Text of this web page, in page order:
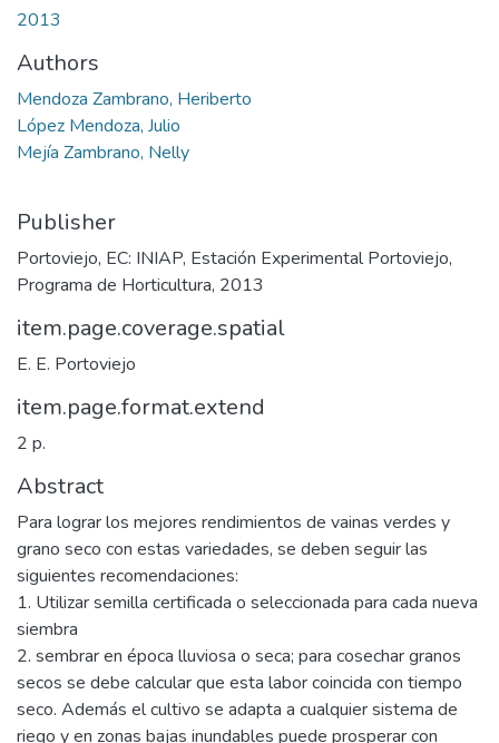
2013
Authors
Mendoza Zambrano, Heriberto
López Mendoza, Julio
Mejía Zambrano, Nelly
Publisher
Portoviejo, EC: INIAP, Estación Experimental Portoviejo,
Programa de Horticultura, 2013
item.page.coverage.spatial
E. E. Portoviejo
item.page.format.extend
2 p.
Abstract
Para lograr los mejores rendimientos de vainas verdes y
grano seco con estas variedades, se deben seguir las
siguientes recomendaciones:
1. Utilizar semilla certificada o seleccionada para cada nueva
siembra
2. sembrar en época lluviosa o seca; para cosechar granos
secos se debe calcular que esta labor coincida con tiempo
seco. Además el cultivo se adapta a cualquier sistema de
riego y en zonas bajas inundables puede prosperar con